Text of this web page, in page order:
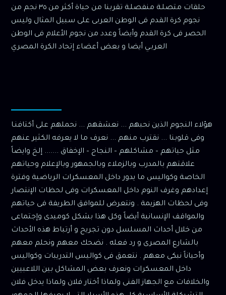
حلقات متصلـة منفصلـة تقربنا من حياة أكثر من ٣٥ نجم من
نجوم كرة القدم فى الوطن العربى على سبيل المثال وليس
الحصر فى كرة القدم وأيضاً وعدد من نجوم الأعلام فى الوطن
العربـي أيضا و بعض أعضاء إتحاد الكرة المصري
هؤلاء النجوم الذين نحبهم ... نعشقهم ... نحملهم على أكتافنـا
وفى قلوبنا ... نقترب منهم ... نعرف ما لا يعرفه الكثير عنهم
مثل حياتهم – مشاكلهم – النجاح – الإخفاق ....... إلخ وايضاً
علاقتهم بالمدرب وبالزملاء وبالجمهور وبالإعلام وحياتهم
الخاصة وكواليس ما يدور داخل المعسكرات الرياضية وفترة
إعدادهم وغرف النوم داخل المعسكرات وفى لحظات الإنتصار
وفى لحظات الهزيمة . ونتعرض للموافق الطريفة فى حياتهم
والمواقف الإنسانية أيضاً وكل هذا بشكل كوميدى وإجتماعى
من خلال أحداث المسلسل دون تجريح و أرتباط هذه الأحداث
بالشارع المصرى و رد فعله . نضحك معهم ونحلم معهم
وأحياناً نبكى معهم . نتعمق فى كواليس التدريبات وكواليس
داخل المعسكرات ونعرف بعض المشاكل بين اللاعبيين
والخلافات مع الجهاز الفنى ولماذا أختار فلان ولماذا يدخل فلان